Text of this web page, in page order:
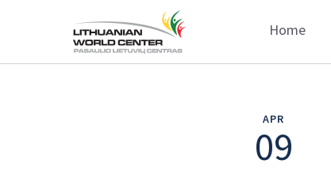
Home
APR
09